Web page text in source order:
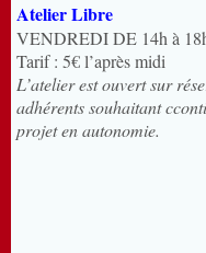
Atelier Libre
VENDREDI DE 14h à
Tarif : 5€ l’après midi
L’atelier est ouvert sur
adhérents souhaitant
projet en autonomie.